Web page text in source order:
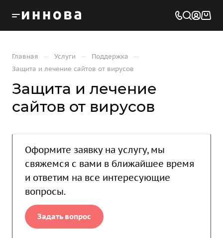
Главная — Услуги — Поддержка —
Защита и лечение сайтов от вирусов
Защита и лечение
сайтов от вирусов
Оформите заявку на услугу, мы
свяжемся с вами в ближайшее время
и ответим на все интересующие
вопросы.
Задать вопрос